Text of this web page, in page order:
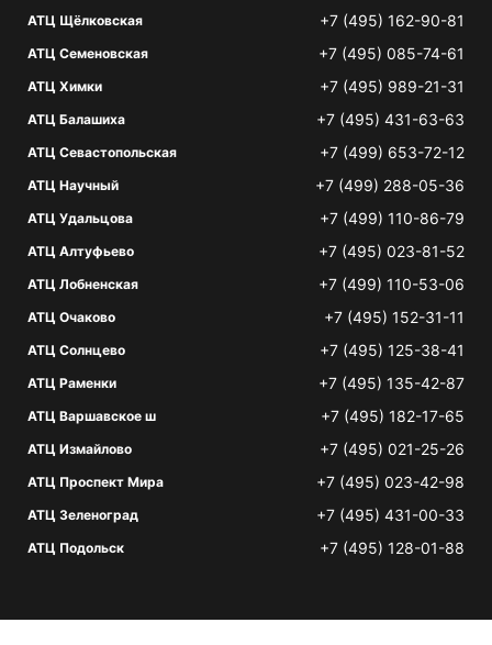
АТЦ Щёлковская +7 (495) 162-90-81
АТЦ Семеновская +7 (495) 085-74-61
АТЦ Химки +7 (495) 989-21-31
АТЦ Балашиха +7 (495) 431-63-63
АТЦ Севастопольская +7 (499) 653-72-12
АТЦ Научный +7 (499) 288-05-36
АТЦ Удальцова +7 (499) 110-86-79
АТЦ Алтуфьево +7 (495) 023-81-52
АТЦ Лобненская +7 (499) 110-53-06
АТЦ Очаково +7 (495) 152-31-11
АТЦ Солнцево +7 (495) 125-38-41
АТЦ Раменки +7 (495) 135-42-87
АТЦ Варшавское ш +7 (495) 182-17-65
АТЦ Измайлово +7 (495) 021-25-26
АТЦ Проспект Мира +7 (495) 023-42-98
АТЦ Зеленоград +7 (495) 431-00-33
АТЦ Подольск +7 (495) 128-01-88